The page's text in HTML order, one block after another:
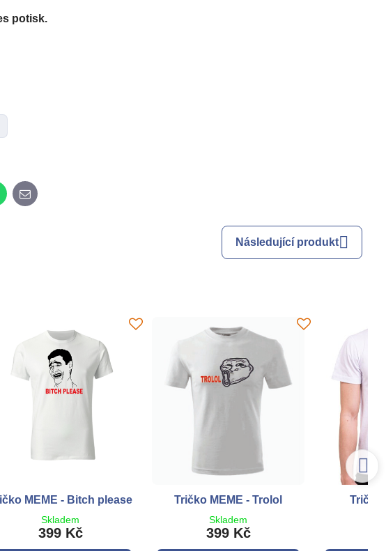
potisk.
E-
mail
Následující produkt
MEME - Bitch please
Skladem
399 Kč
Tričko MEME - Trolol
Skladem
399 Kč
Tričko